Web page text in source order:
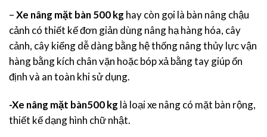
–Xe nâng mặt bàn 500 kg hay còn gọi là bàn nâng chậu
cảnh có thiết kế đơn giản dùng nâng hạ hàng hóa, cây
cảnh, cây kiểng dễ dàng bằng hệ thống nâng thủy lực vận
hàng bằng kích chân vặn hoặc bóp xả bằng tay giúp ổn
định và an toàn khi sử dụng.
-Xe nâng mặt bàn500 kg là loại xe nâng có mặt bàn rộng,
thiết kế dạng hình chữ nhật.